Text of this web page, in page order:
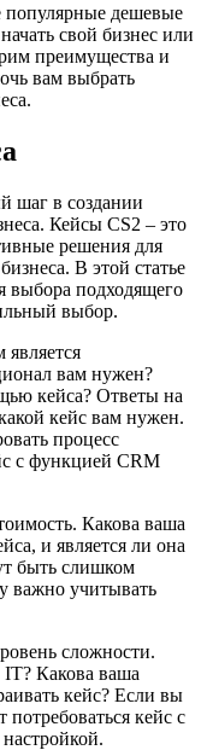
популярные дешевые
свой бизнес или
преимущества и
вам выбрать
шаг в создании
Кейсы CS2 – это
решения для
В этой статье
выбора подходящего
выбор.
вам нужен?
кейса? Ответы на
кейс вам нужен.
процесс
с функцией CRM
Какова ваша
и является ли она
быть слишком
важно учитывать
сложности.
IT? Какова ваша
кейс? Если вы
кейс с